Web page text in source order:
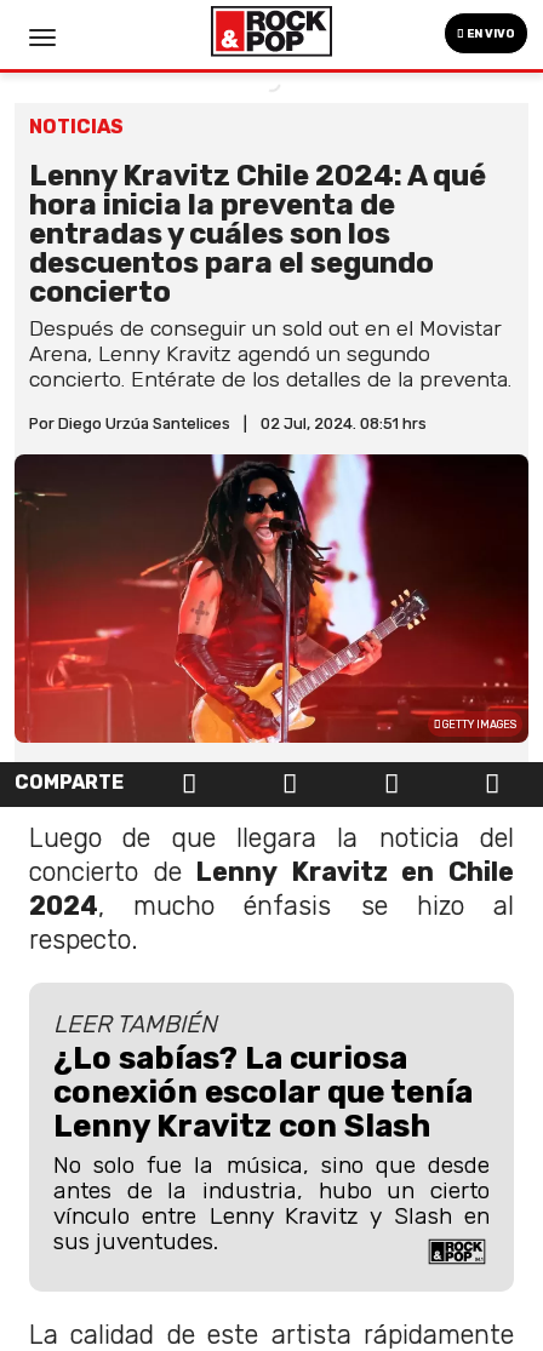
EN VIVO
NOTICIAS
Lenny Kravitz Chile 2024: A qué
hora inicia la preventa de
entradas y cuáles son los
descuentos para el segundo
concierto
Después de conseguir un sold out en el Movistar
Arena, Lenny Kravitz agendó un segundo
concierto. Entérate de los detalles de la preventa.
Por Diego Urzúa Santelices 02 Jul, 2024. 08:51 hrs
GETTY IMAGES
COMPARTE
Luego de que llegara la noticia del
concierto deLenny Kravitz en Chile
2024, mucho énfasis se hizo al
respecto.
LEER TAMBIÉN
¿Lo sabías? La curiosa
conexión escolar que tenía
Lenny Kravitz con Slash
No solo fue la música, sino que desde
antes de la industria, hubo un cierto
vínculo entre Lenny Kravitz y Slash en
sus juventudes.
La calidad de este artista rápidamente